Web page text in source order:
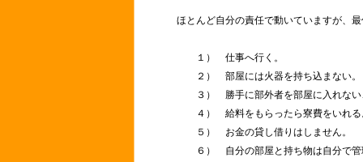
ほとんど自分の責任で動いていますが、
１） 仕事へ行く。
２） 部屋には火器を持ち込まない。
３） 勝手に部外者を部屋に入れない
４） 給料をもらったら寮費をいれる
５） お金の貸し借りはしません。
６） 自分の部屋と持ち物は自分で管